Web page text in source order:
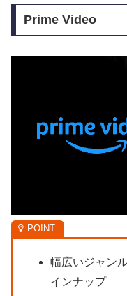
Prime Video
幅広いジャン
インナップ